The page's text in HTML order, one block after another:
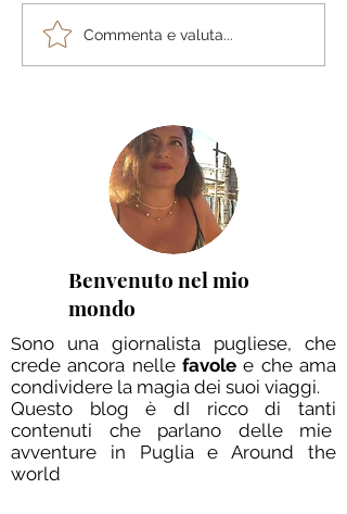
Le migliori destinazioni
di primavera e Pasqua
Commenta e valuta...
Benvenuto nel mio
mondo
Sono una giornalista pugliese, che
crede ancora nelle favole e che ama
condividere la magia dei suoi viaggi.
Questo blog è dI ricco di tanti
contenuti che parlano delle mie
avventure in Puglia e Around the
world